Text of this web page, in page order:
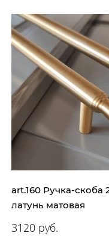
art.160 Ручка-скоба
латунь матовая
3120 руб.